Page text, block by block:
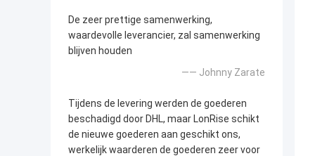
De zeer prettige samenwerking,
waardevolle leverancier, zal samenwerking
blijven houden
—— Johnny Zarate
Tijdens de levering werden de goederen
beschadigd door DHL, maar LonRise schikt
de nieuwe goederen aan geschikt ons,
werkelijk waarderen de goederen zeer voor